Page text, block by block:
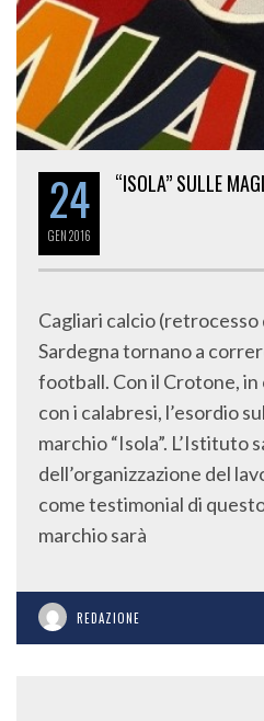
24
GEN2016
“ISOLA” SULLE
Cagliari calcio (retrocesso
Sardegna tornano a
football. Con il Crotone, in
con i calabresi, l’esordio
marchio “Isola”. L’Istituto
dell’organizzazione del
come testimonial di
marchio sarà
REDAZIONE